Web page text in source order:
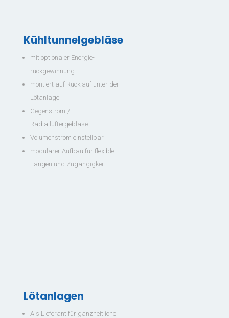
Kühltunnelgebläse
mit optionaler Energie-
rückgewinnung
montiert auf Rücklauf unter der
Lötanlage
Gegenstrom-/
Radiallüftergebläse
Volumenstrom einstellbar
modularer Aufbau für flexible
Längen und Zugängigkeit
Lötanlagen
Als Lieferant für ganzheitliche